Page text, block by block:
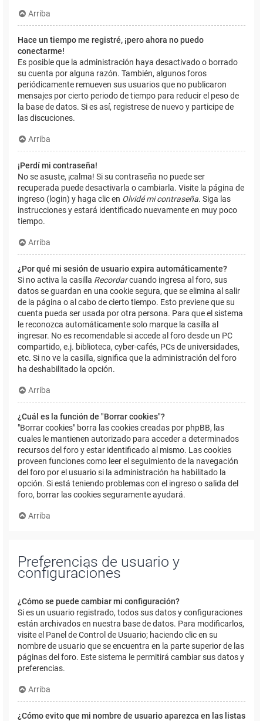
Arriba
Hace un tiempo me registré, ¡pero ahora no puedo
conectarme!
Es posible que la administración haya desactivado o borrado
su cuenta por alguna razón. También, algunos foros
periódicamente remueven sus usuarios que no publicaron
mensajes por cierto periodo de tiempo para reducir el peso de
la base de datos. Si es así, registrese de nuevo y participe de
las discuciones.
Arriba
¡Perdí mi contraseña!
No se asuste, ¡calma! Si su contraseña no puede ser
recuperada puede desactivarla o cambiarla. Visite la página de
ingreso (login) y haga clic en Olvidé mi contraseña. Siga las
instrucciones y estará identificado nuevamente en muy poco
tiempo.
Arriba
¿Por qué mi sesión de usuario expira automáticamente?
Si no activa la casilla Recordarcuando ingresa al foro, sus
datos se guardan en una cookie segura, que se elimina al salir
de la página o al cabo de cierto tiempo. Esto previene que su
cuenta pueda ser usada por otra persona. Para que el sistema
le reconozca automáticamente solo marque la casilla al
ingresar. No es recomendable si accede al foro desde un PC
compartido, e.j. biblioteca, cyber-cafés, PCs de universidades,
etc. Si no ve la casilla, significa que la administración del foro
ha deshabilitado la opción.
Arriba
¿Cuál es la función de "Borrar cookies"?
"Borrar cookies" borra las cookies creadas por phpBB, las
cuales le mantienen autorizado para acceder a determinados
recursos del foro y estar identificado al mismo. Las cookies
proveen funciones como leer el seguimiento de la navegación
del foro por el usuario si la administración ha habilitado la
opción. Si está teniendo problemas con el ingreso o salida del
foro, borrar las cookies seguramente ayudará.
Arriba
Preferencias de usuario y
configuraciones
¿Cómo se puede cambiar mi configuración?
Si es un usuario registrado, todos sus datos y configuraciones
están archivados en nuestra base de datos. Para modificarlos,
visite el Panel de Control de Usuario; haciendo clic en su
nombre de usuario que se encuentra en la parte superior de las
páginas del foro. Este sistema le permitirá cambiar sus datos y
preferencias.
Arriba
¿Cómo evito que mi nombre de usuario aparezca en las listas